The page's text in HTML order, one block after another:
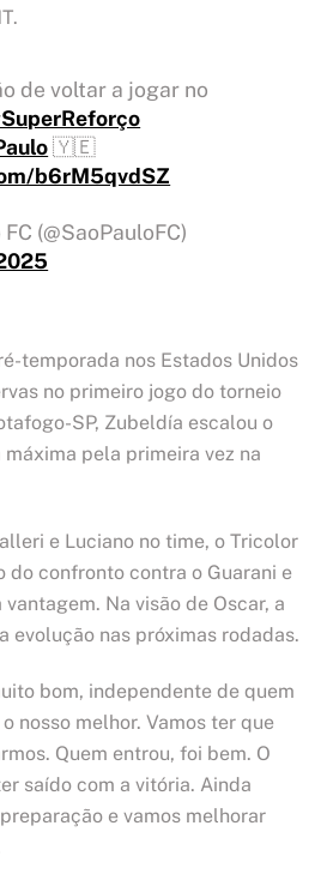
de voltar a jogar no
🇾🇪
b6rM5qvdSZ
(@SaoPauloFC)
temporada nos Estados Unidos
no primeiro jogo do torneio
SP, Zubeldía escalou o
pela primeira vez na
e Luciano no time, o Tricolor
do confronto contra o Guarani e
Na visão de Oscar, a
evolução nas próximas rodadas.
bom, independente de quem
nosso melhor. Vamos ter que
Quem entrou, foi bem. O
saído com a vitória. Ainda
e vamos melhorar